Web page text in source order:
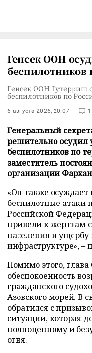
Генсек ООН
беспилотников
Генсек ООН Гутерриш
беспилотников по
6 августа 2026, 20:07
Генеральный
решительно осудил
беспилотников по
заместитель
организации
«Он также осуждает
беспилотные атаки
Российской
привели к жертвам
населения и ущербу
инфраструктуре», –
Помимо этого,
обеспокоенность
гражданского
Азовского морей. В
обратился с
ситуации, которая
полноценному и
огня.